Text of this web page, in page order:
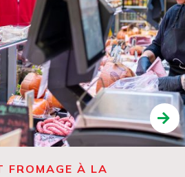
FROMAGE À LA